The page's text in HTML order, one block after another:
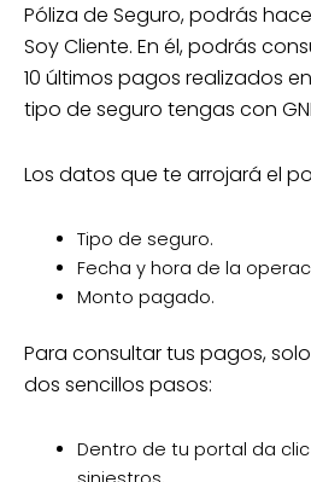
Póliza de Seguro, podrás
Soy Cliente. En él, podrás
10 últimos pagos realizados
tipo de seguro tengas con
Los datos que te arrojará el
Tipo de seguro.
Fecha y hora de la
Monto pagado.
Para consultar tus pagos,
dos sencillos pasos:
Dentro de tu portal da